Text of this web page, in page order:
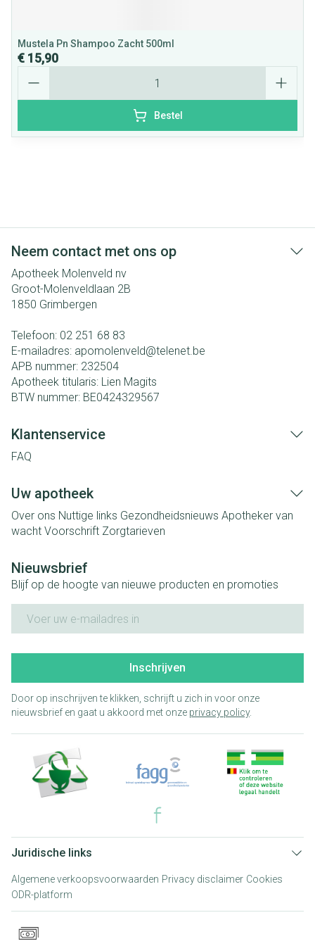
Mustela Pn Shampoo Zacht 500ml
€ 15,90
Bestel
Neem contact met ons op
Apotheek Molenveld nv
Groot-Molenveldlaan 2B
1850 Grimbergen
Telefoon: 02 251 68 83
E-mailadres: apomolenveld@telenet.be
APB nummer: 232504
Apotheek titularis: Lien Magits
BTW nummer: BE0424329567
Klantenservice
FAQ
Uw apotheek
Over ons Nuttige links Gezondheidsnieuws Apotheker van
wacht Voorschrift Zorgtarieven
Nieuwsbrief
Blijf op de hoogte van nieuwe producten en promoties
Inschrijven
Door op inschrijven te klikken, schrijft u zich in voor onze
nieuwsbrief en gaat u akkoord met onze privacy policy.
Juridische links
Algemene verkoopsvoorwaarden Privacy disclaimer Cookies
ODR-platform